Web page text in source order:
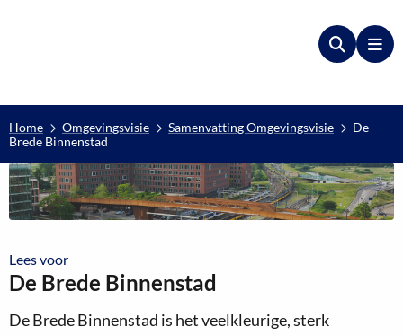
Zoeken
Home Omgevingsvisie Samenvatting Omgevingsvisie
De
Brede Binnenstad
Lees voorLees voor
De Brede Binnenstad
De Brede Binnenstad is het veelkleurige, sterk